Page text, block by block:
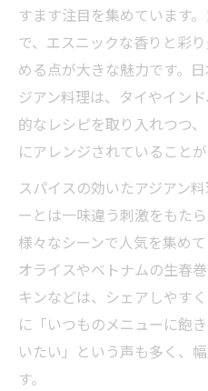
すます注目を集めています
で、エスニックな香りと彩
める点が大きな魅力です。
ジアン料理は、タイやイン
的なレシピを取り入れつつ
にアレンジされていることが
スパイスの効いたアジアン
ーとは一味違う刺激をもた
様々なシーンで人気を集め
オライスやベトナムの生春
キンなどは、シェアしやす
に「いつものメニューに飽
いたい」という声も多く、
す。